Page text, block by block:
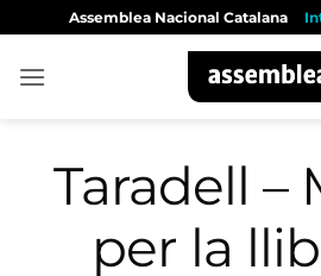
content
Assemblea Nacional Catalana
Taradell –
per la